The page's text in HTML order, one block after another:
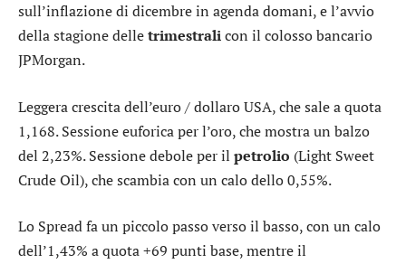
sull’inflazione di dicembre in agenda domani, e l’avvio
della stagione delletrimestralicon il colosso bancario
JPMorgan.
Leggera crescita dell’euro / dollaro USA, che sale a quota
1,168. Sessione euforica per l’oro, che mostra un balzo
del 2,23%. Sessione debole per il petrolio (Light Sweet
Crude Oil), che scambia con un calo dello 0,55%.
Lo Spreadfa un piccolo passo verso il basso, con un calo
dell’1,43% a quota +69 punti base, mentre il